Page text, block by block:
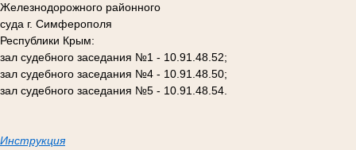
Железнодорожного районного
суда г. Симферополя
Республики Крым:
зал судебного заседания №1 - 10.91.48.52;
зал судебного заседания №4 - 10.91.48.50;
зал судебного заседания №5 - 10.91.48.54.
Инструкция